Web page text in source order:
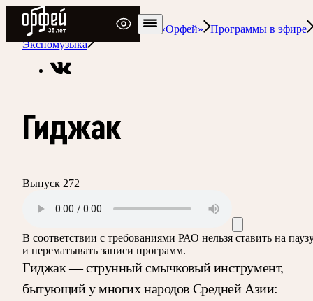
Радио Орфей
Радио классической музыки «Орфей»
Программы в эфире
Экспомузыка
Гиджак
Выпуск 272
В соответствии с требованиями РАО нельзя ставить на
и перематывать записи программ.
Гиджак — струнный смычковый инструмент,
бытующий у многих народов Средней Азии: